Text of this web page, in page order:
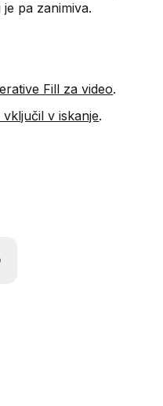
pa zanimiva.
Fill za video.
v iskanje.